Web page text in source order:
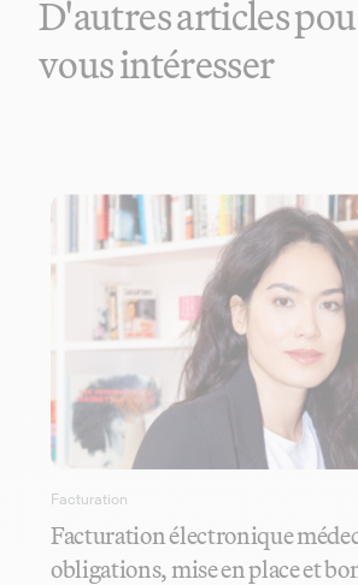
D'autres articles
vous intéresser
Facturation
Facturation électronique
obligations, mise en place et